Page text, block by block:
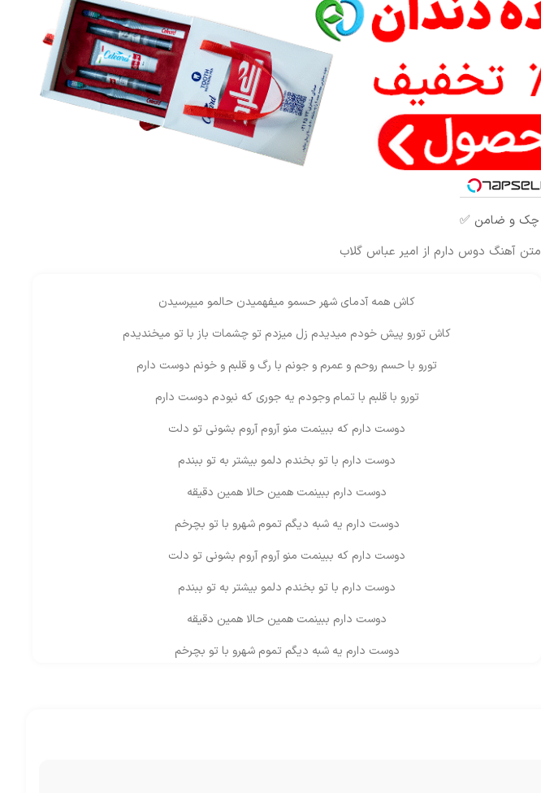
متن آهنگ دوس دارم از امیر عباس گلاب
کاش همه آدمای شهر حسمو میفهمیدن حالمو میپرسیدن
کاش تورو پیش خودم میدیدم زل میزدم تو چشمات باز با تو میخندیدم
تورو با حسم روحم و عمرم و جونم با رگ و قلبم و خونم دوست دارم
تورو با قلبم با تمام وجودم یه جوری که نبودم دوست دارم
دوست دارم که ببینمت منو آروم آروم بشونی تو دلت
دوست دارم با تو بخندم دلمو بیشتر به تو ببندم
دوست دارم ببینمت همین حالا همین دقیقه
دوست دارم یه شبه دیگم تموم شهرو با تو بچرخم
دوست دارم که ببینمت منو آروم آروم بشونی تو دلت
دوست دارم با تو بخندم دلمو بیشتر به تو ببندم
دوست دارم ببینمت همین حالا همین دقیقه
دوست دارم یه شبه دیگم تموم شهرو با تو بچرخم